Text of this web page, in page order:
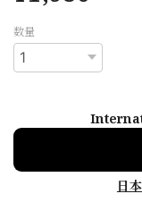
数量
日